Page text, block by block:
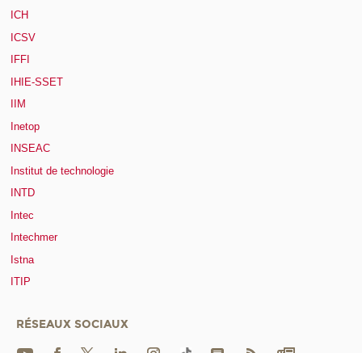
ICH
ICSV
IFFI
IHIE-SSET
IIM
Inetop
INSEAC
Institut de technologie
INTD
Intec
Intechmer
Istna
ITIP
RÉSEAUX SOCIAUX